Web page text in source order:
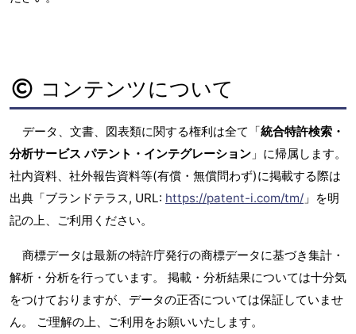
コンテンツについて
データ、文書、図表類に関する権利は全て「統合特許検索・
分析サービス パテント・インテグレーション 」に帰属します。
社内資料、社外報告資料等(有償・無償問わず)に掲載する際は
出典「ブランドテラス, URL: https://patent-i.com/tm/ 」を明
記の上、ご利用ください。
商標データは最新の特許庁発行の商標データに基づき集計・
解析・分析を行っています。 掲載・分析結果については十分気
をつけておりますが、データの正否については保証していませ
ん。 ご理解の上、ご利用をお願いいたします。